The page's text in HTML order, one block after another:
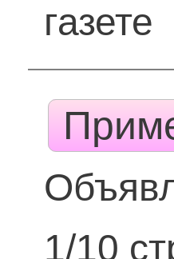
газете
1/10